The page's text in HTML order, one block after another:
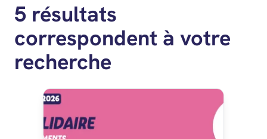
5 résultats
correspondent à votre
recherche